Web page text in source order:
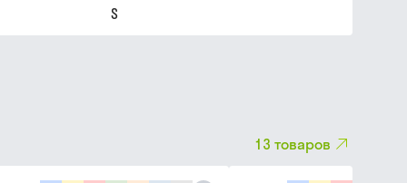
S
13 товаров